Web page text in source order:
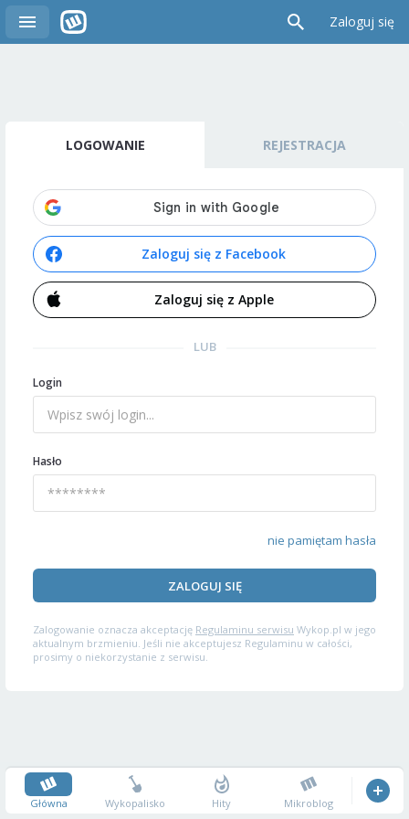
Zaloguj się
LOGOWANIE REJESTRACJA
Zaloguj się z Facebook
Zaloguj się z Apple
LUB
Login
Hasło
nie pamiętam hasła
ZALOGUJ SIĘ
Zalogowanie oznacza akceptację Regulaminu serwisu Wykop.pl w jego
aktualnym brzmieniu. Jeśli nie akceptujesz Regulaminu w całości,
prosimy o niekorzystanie z serwisu.
Główna Wykopalisko Hity Mikroblog